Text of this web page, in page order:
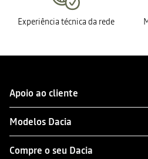
Experiência técnica da rede
Apoio ao cliente
Modelos Dacia
Compre o seu Dacia